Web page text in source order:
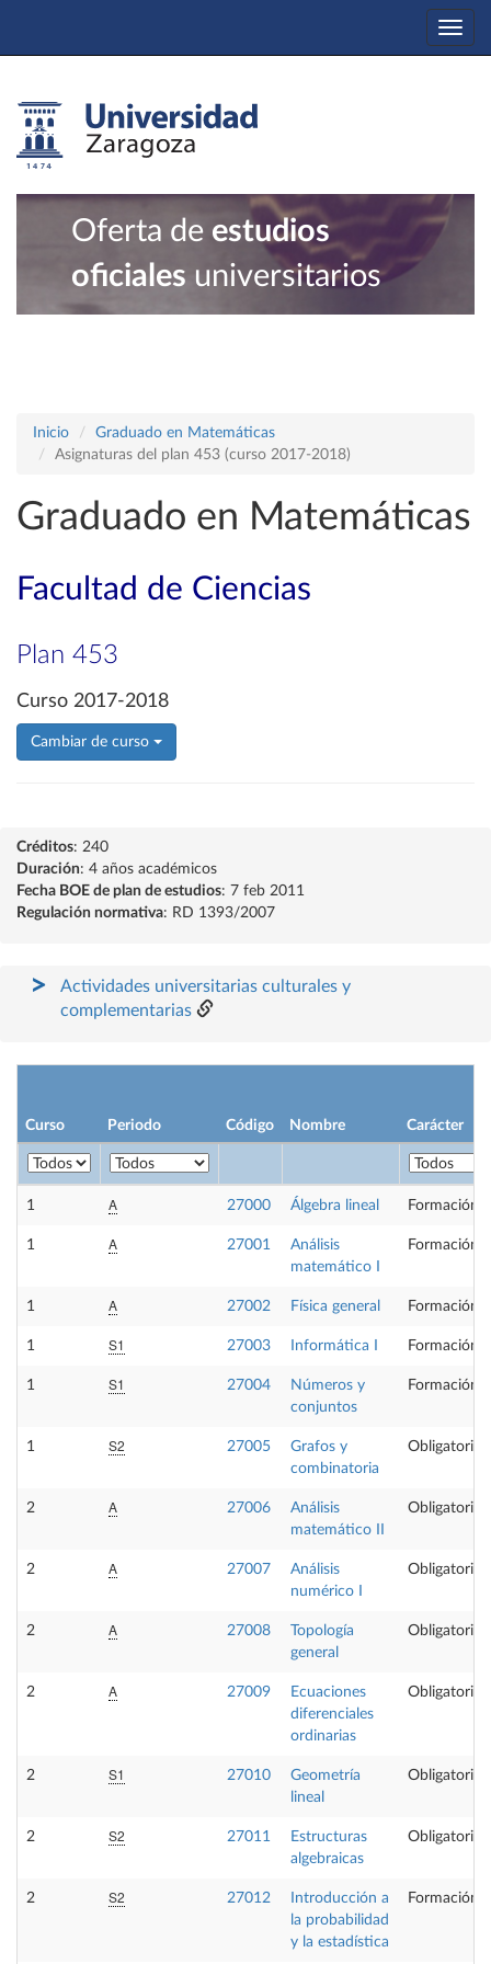
Oferta de estudios
oficiales universitarios
Inicio
Graduado en Matemáticas
Asignaturas del plan 453 (curso 2017-2018)
Graduado en Matemáticas
Facultad de Ciencias
Plan 453
Curso 2017-2018
Cambiar de curso
Créditos: 240
Duración: 4 años académicos
Fecha BOE de plan de estudios: 7 feb 2011
Regulación normativa: RD 1393/2007
Actividades universitarias culturales y
complementarias
Curso Periodo Código Nombre Carácter
1 A 27000 Álgebra lineal Formación
1 A 27001
Análisis
matemático I
Formación
1 A 27002 Física general Formación
1 S1 27003 Informática I Formación
1 S1 27004
Números y
conjuntos
Formación
1 S2 27005
Grafos y
combinatoria
Obligatoria
2 A 27006
Análisis
matemático II
Obligatoria
2 A 27007
Análisis
numérico I
Obligatoria
2 A 27008
Topología
general
Obligatoria
2 A 27009
Ecuaciones
diferenciales
ordinarias
Obligatoria
2 S1 27010
Geometría
lineal
Obligatoria
2 S2 27011
Estructuras
algebraicas
Obligatoria
2 S2 27012
Introducción a
la probabilidad
y la estadística
Formación